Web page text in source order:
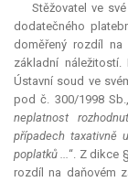
Stěžovatel ve
dodatečného
doměřený rozdíl
základní
Ústavní soud ve
pod č. 300/1998
neplatnost
případech taxativně
poplatků ...“. Z dikce
rozdíl na daňovém